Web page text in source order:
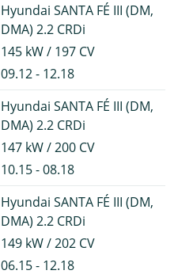
Hyundai SANTA FÉ III (DM,
DMA) 2.2 CRDi
145 kW / 197 CV
09.12 - 12.18
Hyundai SANTA FÉ III (DM,
DMA) 2.2 CRDi
147 kW / 200 CV
10.15 - 08.18
Hyundai SANTA FÉ III (DM,
DMA) 2.2 CRDi
149 kW / 202 CV
06.15 - 12.18